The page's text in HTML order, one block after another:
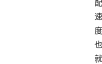
配
速
度
也
就